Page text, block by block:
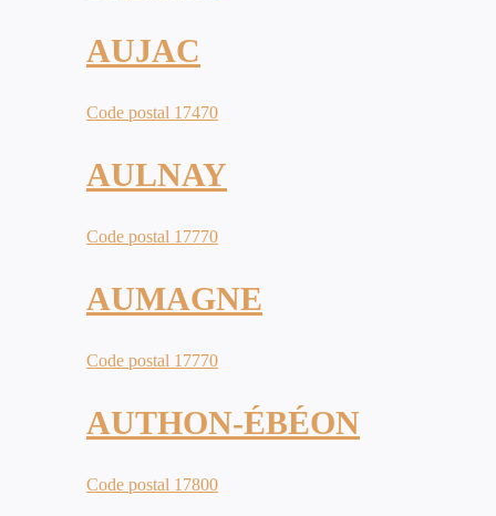
AUJAC
Code postal 17470
AULNAY
Code postal 17770
AUMAGNE
Code postal 17770
AUTHON-ÉBÉON
Code postal 17800